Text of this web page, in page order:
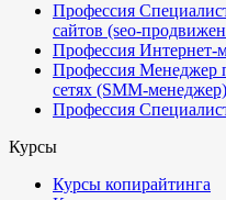
Профессия
сайтов (seo-
Профессия Интернет-
Профессия Менеджер
сетях (SMM-менеджер)
Профессия
Курсы
Курсы копирайтинга